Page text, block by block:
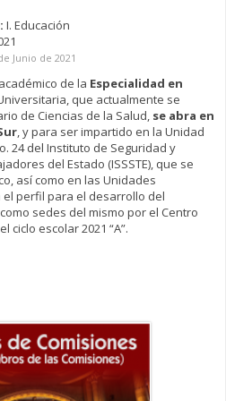
I. Educación
Junio de 2021
de la Especialidad en
que actualmente se
de Ciencias de la Salud, se abra en
, y para ser impartido en la Unidad
24 del Instituto de Seguridad y
del Estado (ISSSTE), que se
así como en las Unidades
perfil para el desarrollo del
sedes del mismo por el Centro
ciclo escolar 2021 “A”.